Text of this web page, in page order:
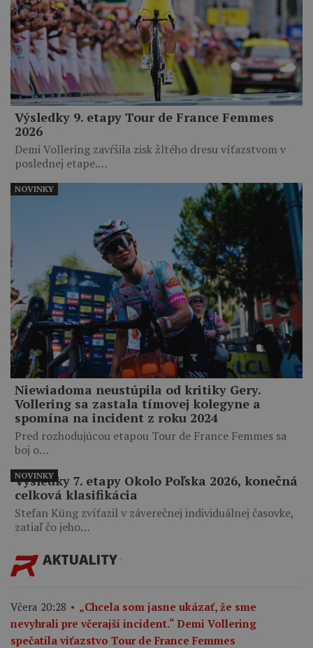
Výsledky 9. etapy Tour de France Femmes
2026
Demi Vollering zavŕšila zisk žltého dresu víťazstvom v
poslednej etape.…
Niewiadoma neustúpila od kritiky Gery.
Vollering sa zastala tímovej kolegyne a
spomína na incident z roku 2024
Pred rozhodujúcou etapou Tour de France Femmes sa
boj o…
NOVINKY
Výsledky 7. etapy Okolo Poľska 2026, konečná
celková klasifikácia
Stefan Küng zvíťazil v záverečnej individuálnej časovke,
zatiaľ čo jeho…
NOVINKY
AKTUALITY
Včera 20:28
„Chcela som jasne ukázať, že sme
nevyhrali pre včerajší incident.“ Demi Vollering
spečatila víťazstvo Tour de France Femmes